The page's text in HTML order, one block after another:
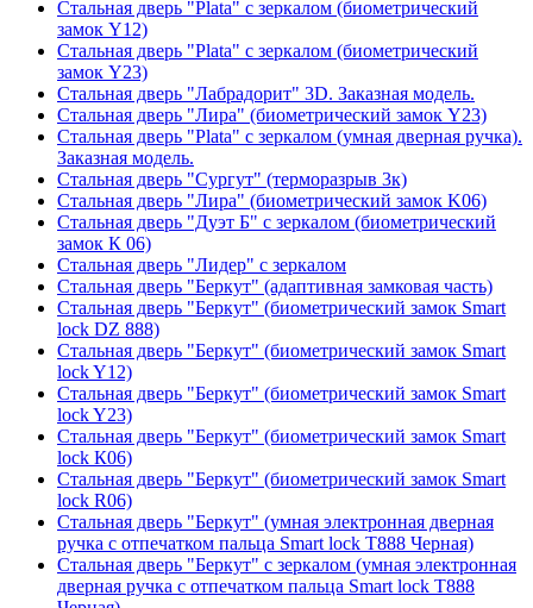
Стальная дверь "Plata" с зеркалом (биометрический
замок Y12)
Стальная дверь "Plata" с зеркалом (биометрический
замок Y23)
Стальная дверь "Лабрадорит" 3D. Заказная модель.
Стальная дверь "Лира" (биометрический замок Y23)
Стальная дверь "Plata" с зеркалом (умная дверная ручка).
Заказная модель.
Стальная дверь "Сургут" (терморазрыв 3к)
Стальная дверь "Лира" (биометрический замок K06)
Стальная дверь "Дуэт Б" с зеркалом (биометрический
замок К 06)
Стальная дверь "Лидер" с зеркалом
Стальная дверь "Беркут" (адаптивная замковая часть)
Стальная дверь "Беркут" (биометрический замок Smart
lock DZ 888)
Стальная дверь "Беркут" (биометрический замок Smart
lock Y12)
Стальная дверь "Беркут" (биометрический замок Smart
lock Y23)
Стальная дверь "Беркут" (биометрический замок Smart
lock К06)
Стальная дверь "Беркут" (биометрический замок Smart
lock R06)
Стальная дверь "Беркут" (умная электронная дверная
ручка с отпечатком пальца Smart lock T888 Черная)
Стальная дверь "Беркут" с зеркалом (умная электронная
дверная ручка с отпечатком пальца Smart lock T888